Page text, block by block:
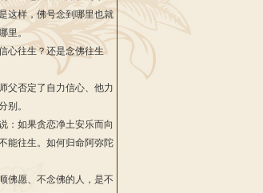
这样，佛号念到哪里也就
里。
心往生？还是念佛往生
父否定了自力信心、他力
别。
：如果贪恋净土安乐而向
能往生。如何归命阿弥陀
佛愿、不念佛的人，是不